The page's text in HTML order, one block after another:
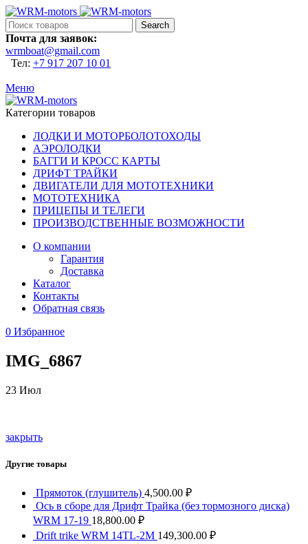
Search
Почта для заявок:
wrmboat@gmail.com
Тел: +7 917 207 10 01
Меню
Категории товаров
ЛОДКИ И МОТОРБОЛОТОХОДЫ
АЭРОЛОДКИ
БАГГИ И КРОСС КАРТЫ
ДРИФТ ТРАЙКИ
ДВИГАТЕЛИ ДЛЯ МОТОТЕХНИКИ
МОТОТЕХНИКА
ПРИЦЕПЫ И ТЕЛЕГИ
ПРОИЗВОДСТВЕННЫЕ ВОЗМОЖНОСТИ
О компании
Гарантия
Доставка
Каталог
Контакты
Обратная связь
0 Избранное
IMG_6867
23 Июл
закрыть
Другие товары
Прямоток (глушитель) 4,500.00 ₽
Ось в сборе для Дрифт Трайка (без тормозного диска)
WRM 17-19 18,800.00 ₽
Drift trike WRM 14TL-2M 149,300.00 ₽